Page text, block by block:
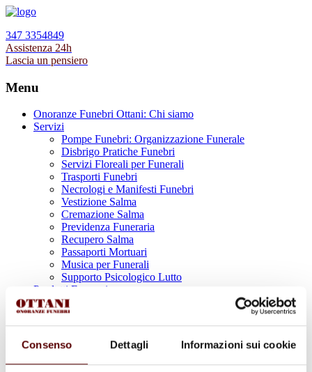
Consenso Dettagli Informazioni sui cookie
347 3354849
Assistenza 24h
Lascia un pensiero
Menu
Onoranze Funebri Ottani: Chi siamo
Servizi
Pompe Funebri: Organizzazione Funerale
Disbrigo Pratiche Funebri
Servizi Floreali per Funerali
Trasporti Funebri
Necrologi e Manifesti Funebri
Vestizione Salma
Cremazione Salma
Previdenza Funeraria
Recupero Salma
Passaporti Mortuari
Musica per Funerali
Supporto Psicologico Lutto
Prodotti Funerari
Lapidi, Lastre tombali e Monumenti Funerari
Urne Cinerarie
Allestimento Funebre
Cofani Funebri
In caso di decesso
Necrologi